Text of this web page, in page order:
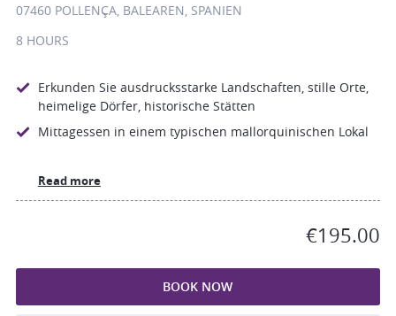
07460 POLLENÇA, BALEAREN, SPANIEN
8 HOURS
Erkunden Sie ausdrucksstarke Landschaften, stille Orte,
heimelige Dörfer, historische Stätten
Mittagessen in einem typischen mallorquinischen Lokal
Read more
€195.00
BOOK NOW